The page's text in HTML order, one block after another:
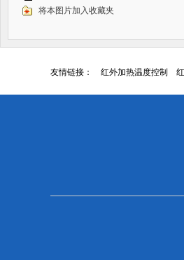
将本图片加入收藏夹
友情链接： 红外加热温度控制